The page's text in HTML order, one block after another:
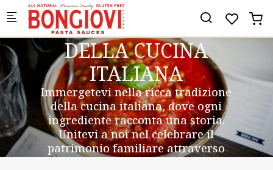
Skip to main content
SCOPRITE IL CUORE
DELLA CUCINA
ITALIANA
Immergetevi nella ricca tradizione
della cucina italiana, dove ogni
ingrediente racconta una storia.
Unitevi a noi nel celebrare il
patrimonio familiare attraverso
ricette vivaci e sapori autentici.